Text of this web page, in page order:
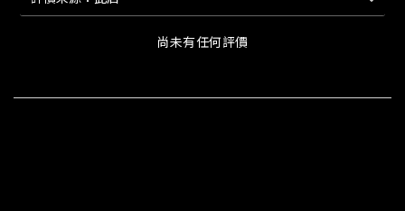
尚未有任何評價